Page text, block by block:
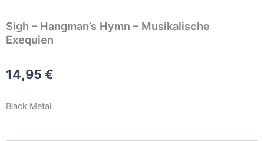
Sigh – Hangman’s Hymn – Musikalische
Exequien
14,95 €
Black Metal